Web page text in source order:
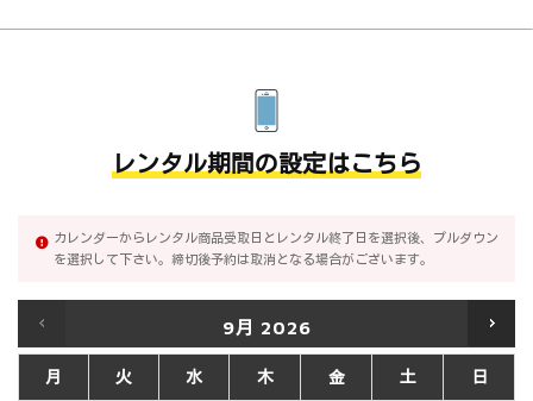
レンタル期間の設定はこちら
カレンダーからレンタル商品受取日とレンタル終了日を選択後、プルダウン
を選択して下さい。締切後予約は取消となる場合がございます。
9月 2026
月 火 水 木 金 土 日